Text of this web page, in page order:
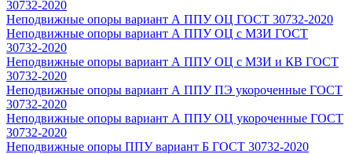
30732-2020
Неподвижные опоры вариант А ППУ ОЦ ГОСТ 30732-2020
Неподвижные опоры вариант А ППУ ОЦ с МЗИ ГОСТ
30732-2020
Неподвижные опоры вариант А ППУ ОЦ с МЗИ и КВ ГОСТ
30732-2020
Неподвижные опоры вариант А ППУ ПЭ укороченные ГОСТ
30732-2020
Неподвижные опоры вариант А ППУ ОЦ укороченные ГОСТ
30732-2020
Неподвижные опоры ППУ вариант Б ГОСТ 30732-2020